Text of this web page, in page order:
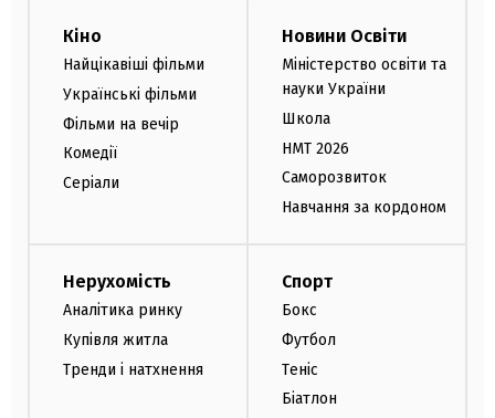
Кіно
Найцікавіші фільми
Українські фільми
Фільми на вечір
Комедії
Серіали
Новини Освіти
Міністерство освіти та
науки України
Школа
НМТ 2026
Саморозвиток
Навчання за кордоном
Нерухомість
Аналітика ринку
Купівля житла
Тренди і натхнення
Спорт
Бокс
Футбол
Теніс
Біатлон